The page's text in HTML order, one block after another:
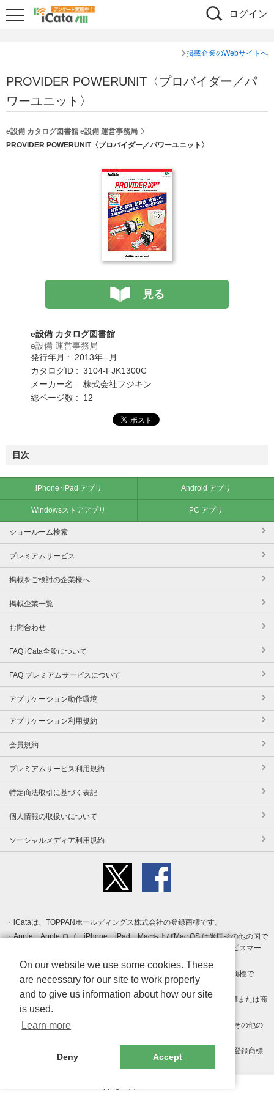
ログイン
掲載企業のWebサイトへ
PROVIDER POWERUNIT〈プロバイダー／パ
ワーユニット〉
e設備 カタログ図書館 e設備 運営事務局
PROVIDER POWERUNIT〈プロバイダー／パワーユニット〉
見る
e設備 カタログ図書館
e設備 運営事務局
発行年月 : 2013年--月
カタログID : 3104-FJK1300C
メーカー名 : 株式会社フジキン
総ページ数 : 12
目次
iPhone･iPad アプリ Android アプリ
Windowsストアアプリ PC アプリ
ショールーム検索
プレミアムサービス
掲載をご検討の企業様へ
掲載企業一覧
お問合わせ
FAQ iCata全般について
FAQ プレミアムサービスについて
アプリケーション動作環境
アプリケーション利用規約
会員規約
プレミアムサービス利用規約
特定商法取引に基づく表記
個人情報の取扱いについて
ソーシャルメディア利用規約
iCataは、TOPPANホールディングス株式会社の登録商標です。
Apple、Apple ロゴ、iPhone、iPad、MacおよびMac OS は米国その他の国で
登録された Apple Inc. の商標です。App Store は Apple Inc. のサービスマー
クです。
Android、Google Play および Google Play ロゴ は Google LLC の商標で
す。
Windows は Microsoft Inc.の米国およびその他の国における登録商標または商
標です。
Adobe、Adobe Reader、Adobe PDF は、Adobe Inc.の米国およびその他の
その他、記載されている会社名、商品名、ロゴは各社の商標または登録商標
On our website we use some cookies. These
are necessary for our site to work properly
and to give us information about how our site
is used.
Learn more
Deny Accept